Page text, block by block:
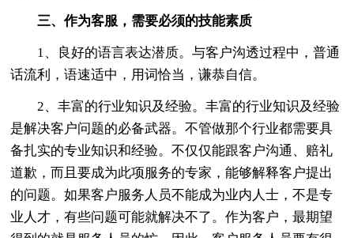
三、作为客服，需要必须的技能素质
1、良好的语言表达潜质。与客户沟透过程中，普通
话流利，语速适中，用词恰当，谦恭自信。
2、丰富的行业知识及经验。丰富的行业知识及经验
是解决客户问题的必备武器。不管做那个行业都需要具
备扎实的专业知识和经验。不仅仅能跟客户沟通、赔礼
道歉，而且要成为此项服务的专家，能够解释客户提出
的问题。如果客户服务人员不能成为业内人士，不是专
业人才，有些问题可能就解决不了。作为客户，最期望